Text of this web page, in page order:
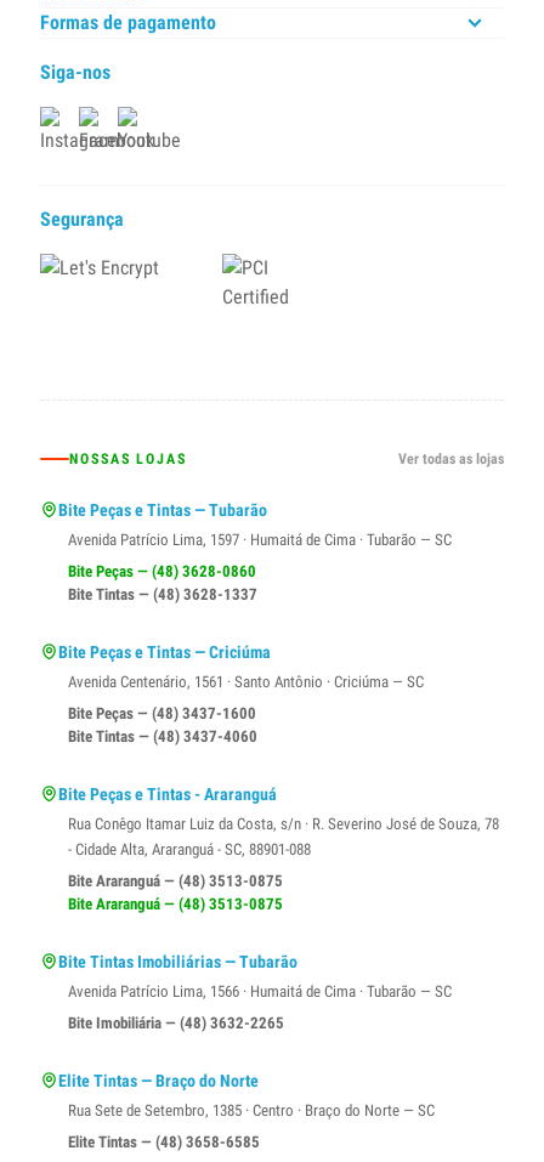
Formas de pagamento
Siga-nos
Segurança
NOSSAS LOJAS Ver todas as lojas
Bite Peças e Tintas — Tubarão
Avenida Patrício Lima, 1597 · Humaitá de Cima · Tubarão — SC
Bite Peças — (48) 3628-0860
Bite Tintas — (48) 3628-1337
Bite Peças e Tintas — Criciúma
Avenida Centenário, 1561 · Santo Antônio · Criciúma — SC
Bite Peças — (48) 3437-1600
Bite Tintas — (48) 3437-4060
Bite Peças e Tintas - Araranguá
Rua Conêgo Itamar Luiz da Costa, s/n · R. Severino José de Souza, 78
- Cidade Alta, Araranguá - SC, 88901-088
Bite Araranguá — (48) 3513-0875
Bite Araranguá — (48) 3513-0875
Bite Tintas Imobiliárias — Tubarão
Avenida Patrício Lima, 1566 · Humaitá de Cima · Tubarão — SC
Bite Imobiliária — (48) 3632-2265
Elite Tintas — Braço do Norte
Rua Sete de Setembro, 1385 · Centro · Braço do Norte — SC
Elite Tintas — (48) 3658-6585